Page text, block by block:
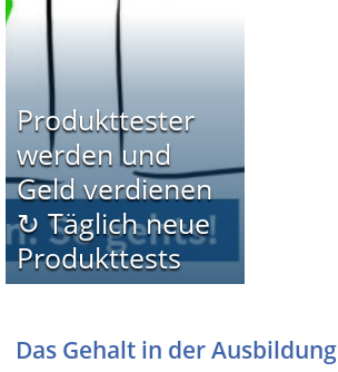
Produkttester
werden und
Geld verdienen
↻ Täglich neue
Produkttests
Das Gehalt in der Ausbildung